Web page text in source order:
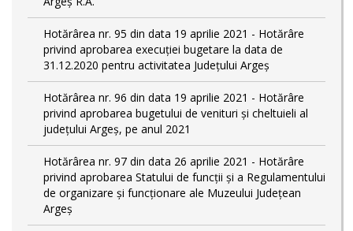
Hotărârea nr. 95 din data 19 aprilie 2021 - Hotărâre
privind aprobarea execuției bugetare la data de
31.12.2020 pentru activitatea Județului Argeș
Hotărârea nr. 96 din data 19 aprilie 2021 - Hotărâre
privind aprobarea bugetului de venituri și cheltuieli al
județului Argeș, pe anul 2021
Hotărârea nr. 97 din data 26 aprilie 2021 - Hotărâre
privind aprobarea Statului de funcții și a Regulamentului
de organizare și funcționare ale Muzeului Județean
Argeș